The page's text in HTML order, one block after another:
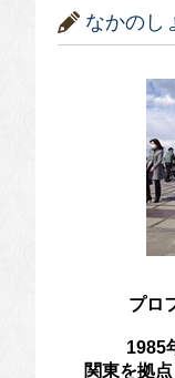
なかのし
プロ
1985
関東を拠